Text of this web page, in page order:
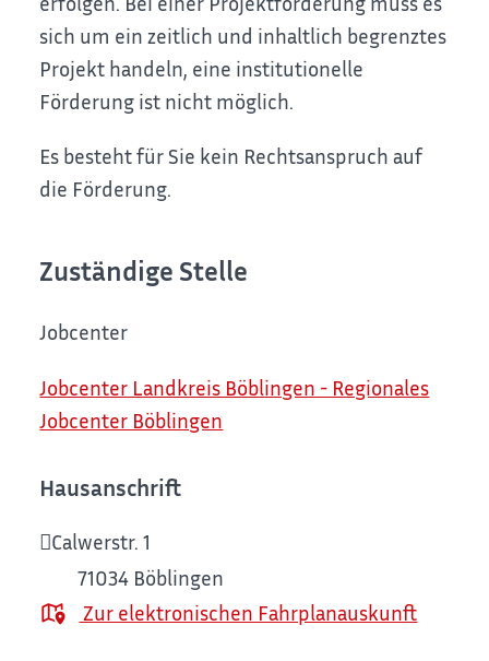
sich um ein zeitlich und inhaltlich begrenztes
Projekt handeln, eine institutionelle
Förderung ist nicht möglich.
Es besteht für Sie kein Rechtsanspruch auf
die Förderung.
Zuständige Stelle
Jobcenter
Jobcenter Landkreis Böblingen - Regionales
Jobcenter Böblingen
Hausanschrift
Calwerstr. 1
71034 Böblingen
Zur elektronischen Fahrplanauskunft